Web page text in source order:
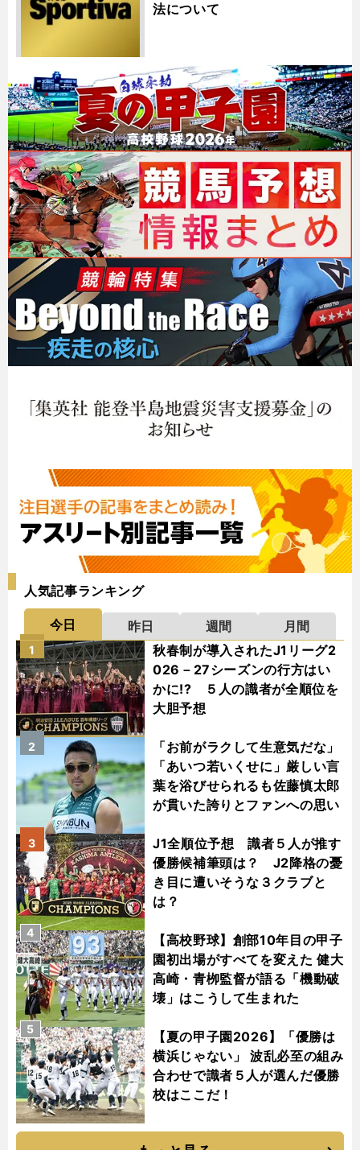
法について
人気記事ランキング
今日 昨日 週間
月間
秋春制が導入されたJ1リーグ2
026－27シーズンの行方はい
かに!? ５人の識者が全順位を
大胆予想
1
「お前がラクして生意気だな」
「あいつ若いくせに」厳しい言
葉を浴びせられるも佐藤慎太郎
が貫いた誇りとファンへの思い
2
J1全順位予想 識者５人が推す
優勝候補筆頭は？ J2降格の憂
き目に遭いそうな３クラブと
は？
3
【高校野球】創部10年目の甲子
園初出場がすべてを変えた 健大
高崎・青栁監督が語る「機動破
壊」はこうして生まれた
4
【夏の甲子園2026】「優勝は
横浜じゃない」 波乱必至の組み
合わせで識者５人が選んだ優勝
校はここだ！
5